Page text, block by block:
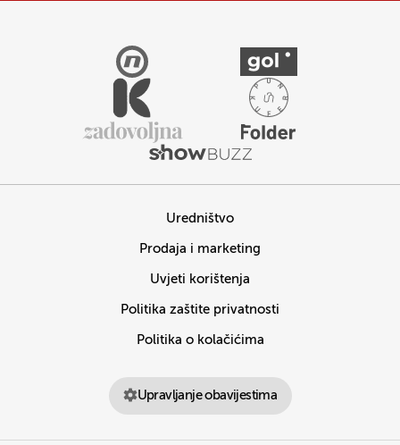
Uredništvo
Prodaja i marketing
Uvjeti korištenja
Politika zaštite privatnosti
Politika o kolačićima
Upravljanje obavijestima